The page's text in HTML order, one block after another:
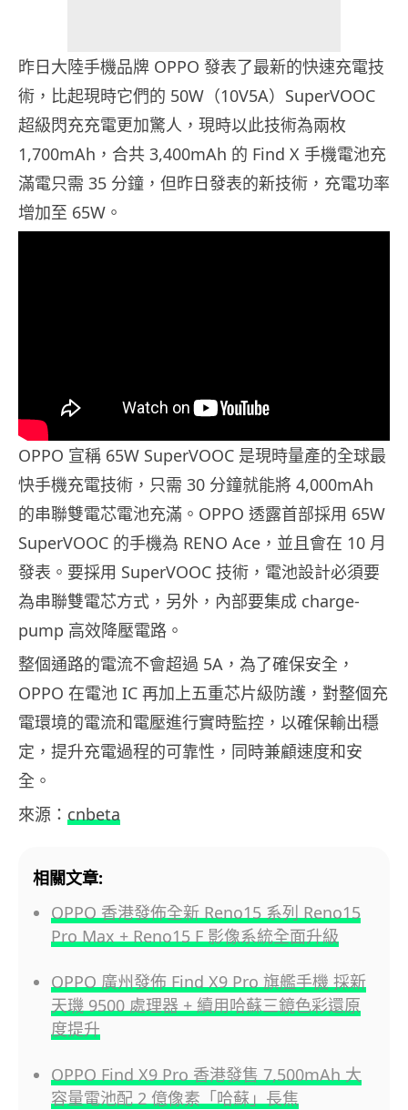
昨日大陸手機品牌 OPPO 發表了最新的快速充電技
術，比起現時它們的 50W（10V5A）SuperVOOC
超級閃充充電更加驚人，現時以此技術為兩枚
1,700mAh，合共 3,400mAh 的 Find X 手機電池充
滿電只需 35 分鐘，但昨日發表的新技術，充電功率
增加至 65W。
OPPO 宣稱 65W SuperVOOC 是現時量產的全球最
快手機充電技術，只需 30 分鐘就能將 4,000mAh
的串聯雙電芯電池充滿。OPPO 透露首部採用 65W
SuperVOOC 的手機為 RENO Ace，並且會在 10 月
發表。要採用 SuperVOOC 技術，電池設計必須要
為串聯雙電芯方式，另外，內部要集成 charge-
pump 高效降壓電路。
整個通路的電流不會超過 5A，為了確保安全，
OPPO 在電池 IC 再加上五重芯片級防護，對整個充
電環境的電流和電壓進行實時監控，以確保輸出穩
定，提升充電過程的可靠性，同時兼顧速度和安
全。
來源： cnbeta
相關文章:
OPPO 香港發佈全新 Reno15 系列 Reno15
Pro Max + Reno15 F 影像系統全面升級
OPPO 廣州發佈 Find X9 Pro 旗艦手機 採新
天璣 9500 處理器 + 續用哈蘇三鏡色彩還原
度提升
OPPO Find X9 Pro 香港發售 7,500mAh 大
容量電池配 2 億像素「哈蘇」長焦